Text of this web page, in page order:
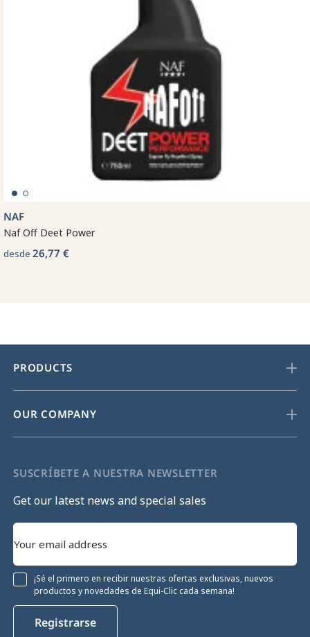
NAF
Naf Off Deet Power
desde 26,77 €
PRODUCTS
OUR COMPANY
SUSCRÍBETE A NUESTRA NEWSLETTER
Get our latest news and special sales
¡Sé el primero en recibir nuestras ofertas exclusivas, nuevos
productos y novedades de Equi-Clic cada semana!
Registrarse